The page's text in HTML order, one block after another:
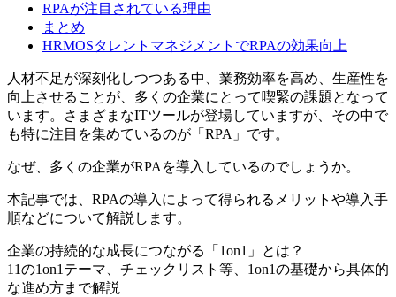
RPAが注目されている理由
まとめ
HRMOSタレントマネジメントでRPAの効果向上
人材不足が深刻化しつつある中、業務効率を高め、生産性を
向上させることが、多くの企業にとって喫緊の課題となって
います。さまざまなITツールが登場していますが、その中で
も特に注目を集めているのが「RPA」です。
なぜ、多くの企業がRPAを導入しているのでしょうか。
本記事では、RPAの導入によって得られるメリットや導入手
順などについて解説します。
企業の持続的な成長につながる「1on1」とは？
11の1on1テーマ、チェックリスト等、1on1の基礎から具体的
な進め方まで解説